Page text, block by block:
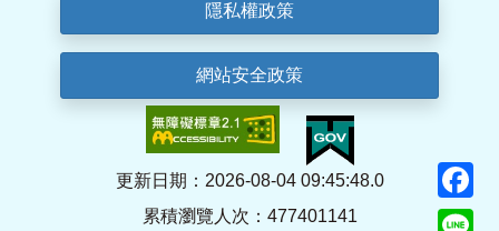
隱私權政策
網站安全政策
更新日期：2026-08-04 09:45:48.0
累積瀏覽人次：477401141